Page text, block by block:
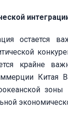
остается
крайне
Китая